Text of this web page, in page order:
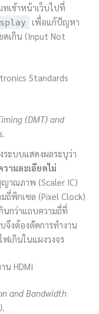
เข้าหน้าเว็บไปที่
เพื่อแก้ปัญหา
ดเกิน (Input Not
Standards
(DMT) and
ระบบแสดงผลระบุว่า
วามละเอียดไม่
ญาณภาพ (Scaler IC)
ถี่พิกเซล (Pixel Clock)
นกว่าแถบความถี่ที่
จึงต้องตัดการทำงาน
เกินในแผงวงจร
น HDMI
and Bandwidth